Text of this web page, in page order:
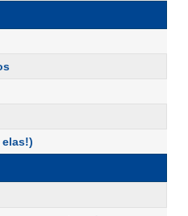
elas!)